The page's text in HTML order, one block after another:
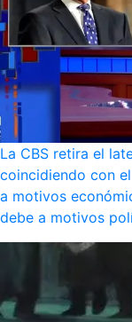
La CBS retira el
coincidiendo con
a motivos
debe a motivos